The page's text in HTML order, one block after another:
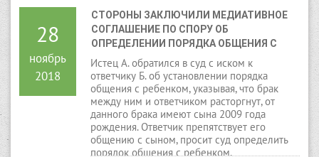
28
ноябрь
2018
СТОРОНЫ ЗАКЛЮЧИЛИ МЕДИАТИВНОЕ
СОГЛАШЕНИЕ ПО СПОРУ ОБ
ОПРЕДЕЛЕНИИ ПОРЯДКА ОБЩЕНИЯ С
РЕБЕНКОМ
Истец А. обратился в суд с иском к
ответчику Б. об установлении порядка
общения с ребенком, указывая, что брак
между ним и ответчиком расторгнут, от
данного брака имеют сына 2009 года
рождения. Ответчик препятствует его
общению с сыном, просит суд определить
порядок общения с ребенком.